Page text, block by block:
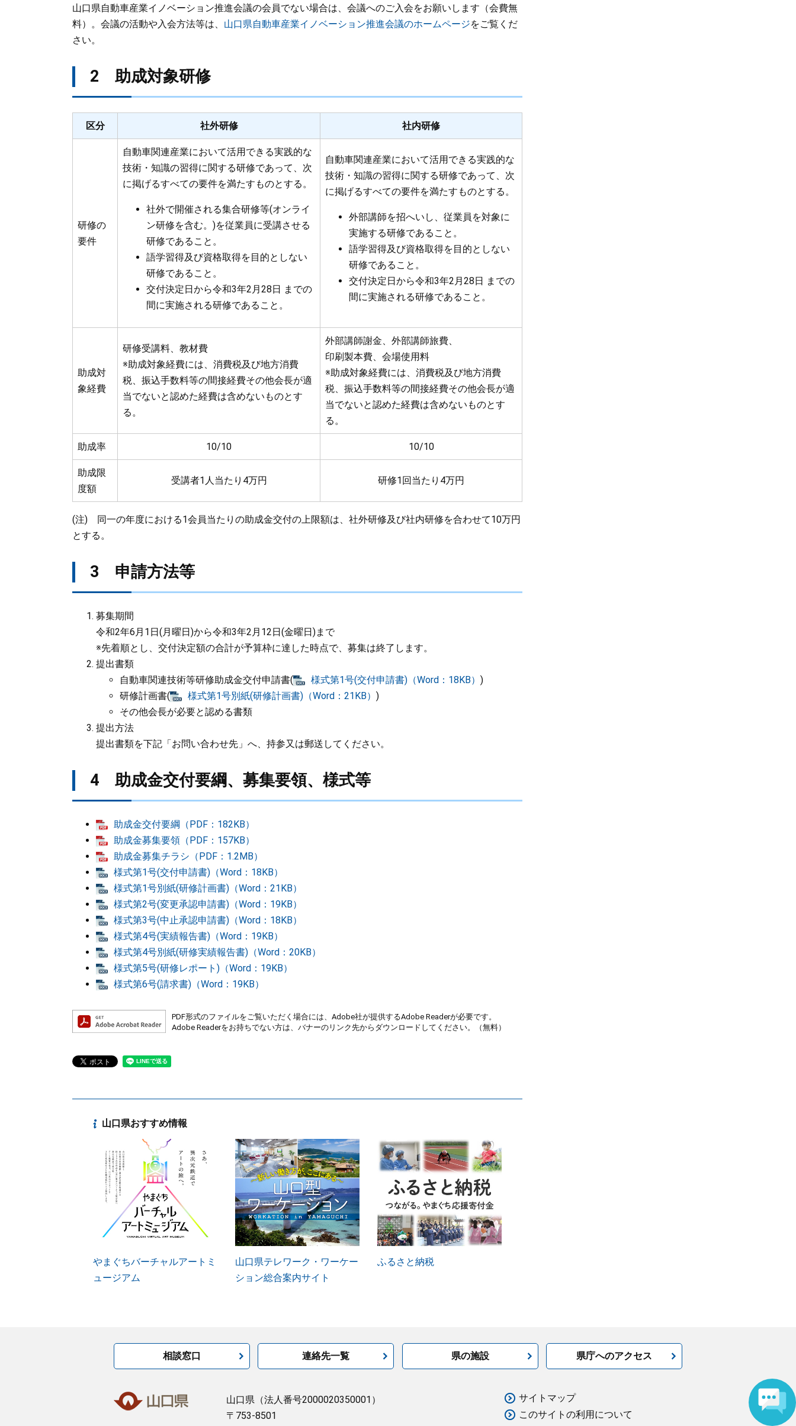
山口県自動車産業イノベーション推進会議の会員でない場合は、会議へのご入会をお願いします（会費無
料）。会議の活動や入会方法等は、 山口県自動車産業イノベーション推進会議のホームページをご覧くだ
さい。
2 助成対象研修
区分 社外研修 社内研修
研修の
要件
自動車関連産業において活用できる実践的な
技術・知識の習得に関する研修であって、次
に掲げるすべての要件を満たすものとする。
社外で開催される集合研修等(オンライ
ン研修を含む。)を従業員に受講させる
研修であること。
語学習得及び資格取得を目的としない
研修であること。
交付決定日から令和3年2月28日 までの
間に実施される研修であること。
自動車関連産業において活用できる実践的な
技術・知識の習得に関する研修であって、次
に掲げるすべての要件を満たすものとする。
外部講師を招へいし、従業員を対象に
実施する研修であること。
語学習得及び資格取得を目的としない
研修であること。
交付決定日から令和3年2月28日 までの
間に実施される研修であること。
助成対
象経費
研修受講料、教材費
※助成対象経費には、消費税及び地方消費
税、振込手数料等の間接経費その他会長が適
当でないと認めた経費は含めないものとす
る。
外部講師謝金、外部講師旅費、
印刷製本費、会場使用料
※助成対象経費には、消費税及び地方消費
税、振込手数料等の間接経費その他会長が適
当でないと認めた経費は含めないものとす
る。
助成率 10/10 10/10
助成限
度額
受講者1人当たり4万円 研修1回当たり4万円
(注) 同一の年度における1会員当たりの助成金交付の上限額は、社外研修及び社内研修を合わせて10万円
とする。
3 申請方法等
募集期間
令和2年6月1日(月曜日)から令和3年2月12日(金曜日)まで
※先着順とし、交付決定額の合計が予算枠に達した時点で、募集は終了します。
提出書類
自動車関連技術等研修助成金交付申請書(
様式第1号(交付申請書)（Word：18KB） )
研修計画書(
様式第1号別紙(研修計画書)（Word：21KB） )
その他会長が必要と認める書類
提出方法
提出書類を下記「お問い合わせ先」へ、持参又は郵送してください。
4 助成金交付要綱、募集要領、様式等
助成金交付要綱（PDF：182KB）
助成金募集要領（PDF：157KB）
助成金募集チラシ（PDF：1.2MB）
様式第1号(交付申請書)（Word：18KB）
様式第1号別紙(研修計画書)（Word：21KB）
様式第2号(変更承認申請書)（Word：19KB）
様式第3号(中止承認申請書)（Word：18KB）
様式第4号(実績報告書)（Word：19KB）
様式第4号別紙(研修実績報告書)（Word：20KB）
様式第5号(研修レポート)（Word：19KB）
様式第6号(請求書)（Word：19KB）
PDF形式のファイルをご覧いただく場合には、Adobe社が提供するAdobe Readerが必要です。
Adobe Readerをお持ちでない方は、バナーのリンク先からダウンロードしてください。（無料）
山口県おすすめ情報
やまぐちバーチャルアートミ
ュージアム
山口県テレワーク・ワーケー
ション総合案内サイト
ふるさと納税
相談窓口 連絡先一覧 県の施設 県庁へのアクセス
山口県 （法人番号2000020350001）
〒753-8501
サイトマップ
このサイトの利用について